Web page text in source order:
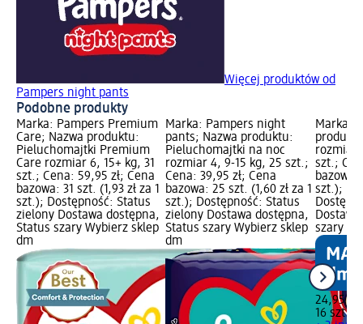
Więcej produktów od
Pampers night pants
Podobne produkty
Marka: Pampers Premium
Care; Nazwa produktu:
Pieluchomajtki Premium
Care rozmiar 6, 15+ kg, 31
szt.; Cena: 59,95 zł; Cena
bazowa: 31 szt. (1,93 zł za 1
szt.); Dostępność: Status
zielony Dostawa dostępna,
Status szary Wybierz sklep
dm
Marka: Pampers night
pants; Nazwa produktu:
Pieluchomajtki na noc
rozmiar 4, 9-15 kg, 25 szt.;
Cena: 39,95 zł; Cena
bazowa: 25 szt. (1,60 zł za 1
szt.); Dostępność: Status
zielony Dostawa dostępna,
Status szary Wybierz sklep
dm
Marka:
rozmiar
szt.;
bazowa:
szt.);
szary
24,95 zł
16 szt.